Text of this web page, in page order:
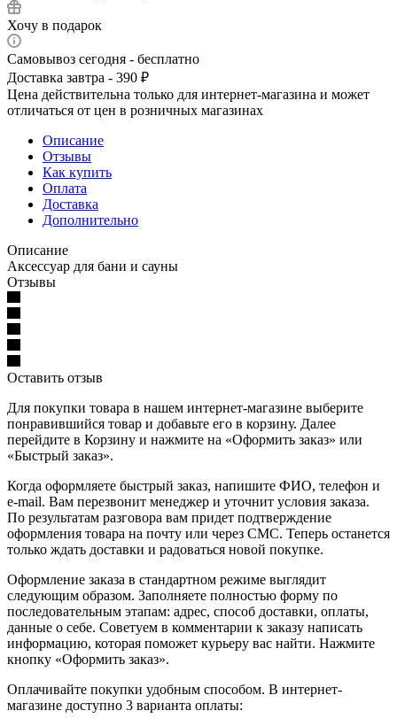
Хочу в подарок
Самовывоз сегодня - бесплатно
Доставка завтра - 390 ₽
Цена действительна только для интернет-магазина и может
отличаться от цен в розничных магазинах
Описание
Отзывы
Как купить
Оплата
Доставка
Дополнительно
Описание
Аксессуар для бани и сауны
Отзывы
Оставить отзыв
Для покупки товара в нашем интернет-магазине выберите
понравившийся товар и добавьте его в корзину. Далее
перейдите в Корзину и нажмите на «Оформить заказ» или
«Быстрый заказ».
Когда оформляете быстрый заказ, напишите ФИО, телефон и
e-mail. Вам перезвонит менеджер и уточнит условия заказа.
По результатам разговора вам придет подтверждение
оформления товара на почту или через СМС. Теперь останется
только ждать доставки и радоваться новой покупке.
Оформление заказа в стандартном режиме выглядит
следующим образом. Заполняете полностью форму по
последовательным этапам: адрес, способ доставки, оплаты,
данные о себе. Советуем в комментарии к заказу написать
информацию, которая поможет курьеру вас найти. Нажмите
кнопку «Оформить заказ».
Оплачивайте покупки удобным способом. В интернет-
магазине доступно 3 варианта оплаты: